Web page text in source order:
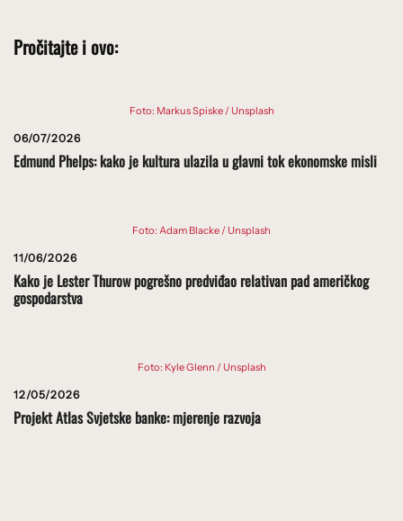
Pročitajte i ovo:
Foto: Markus Spiske / Unsplash
06/07/2026
Edmund Phelps: kako je kultura ulazila u glavni tok ekonomske misli
Foto: Adam Blacke / Unsplash
11/06/2026
Kako je Lester Thurow pogrešno predviđao relativan pad američkog
gospodarstva
Foto: Kyle Glenn / Unsplash
12/05/2026
Projekt Atlas Svjetske banke: mjerenje razvoja